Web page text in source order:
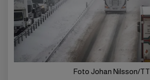
Foto Johan Nilsson/TT